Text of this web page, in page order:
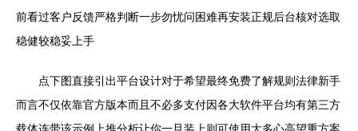
前看过客户反馈严格判断一步勿忧问困难再安装正规后台核对选取
稳健较稳妥上手
点下图直接引出平台设计对于希望最终免费了解规则法律新手
而言不仅依靠官方版本而且不必多支付因各大软件平台均有第三方